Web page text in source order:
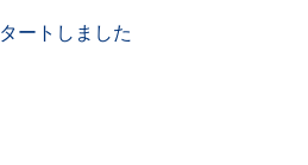
ートしました